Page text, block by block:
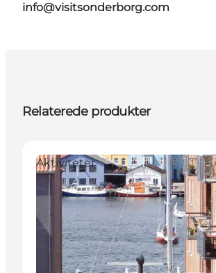
info@visitsonderborg.com
Relaterede produkter
Aktiviteter